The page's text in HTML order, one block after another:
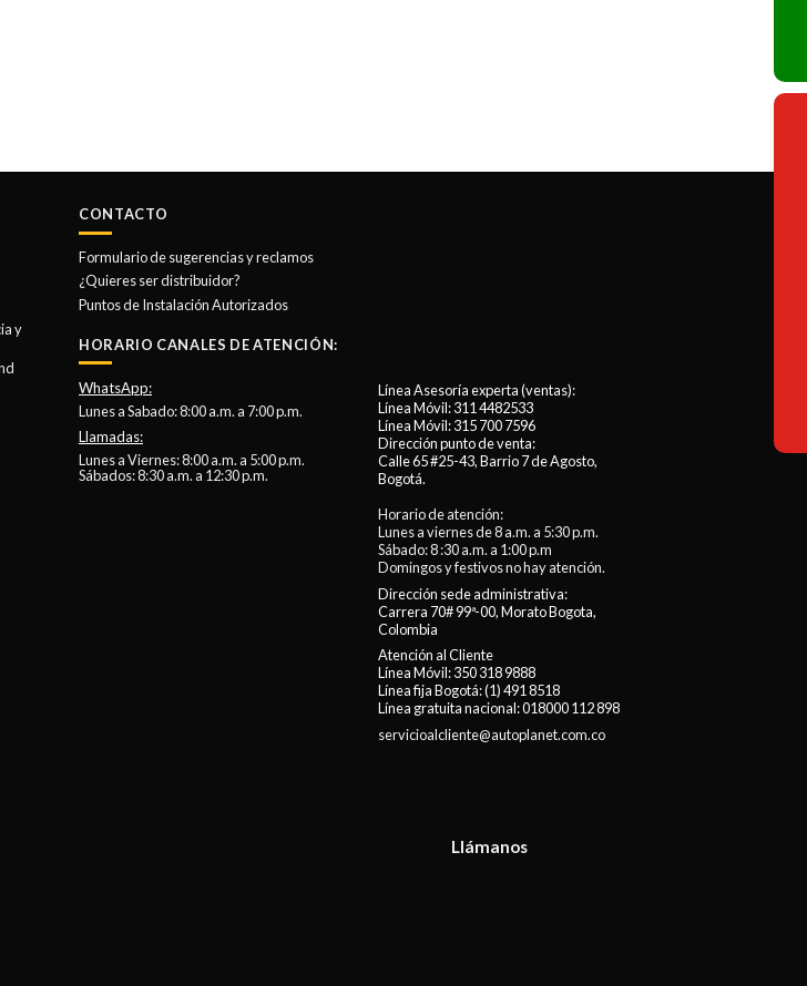
y
CONTACTO
Formulario de sugerencias y reclamos
¿Quieres ser distribuidor?
Puntos de Instalación Autorizados
HORARIO CANALES DE ATENCIÓN:
WhatsApp:
Lunes a Sabado: 8:00 a.m. a 7:00 p.m.
Llamadas:
Lunes a Viernes: 8:00 a.m. a 5:00 p.m.
Sábados: 8:30 a.m. a 12:30 p.m.
Línea Asesoría experta (ventas):
Línea Móvil:311 4482533
Línea Móvil:315 700 7596
Dirección punto de venta:
Calle 65 #25-43, Barrio 7 de Agosto,
Bogotá.
Horario de atención:
Lunes a viernes de 8 a.m. a 5:30 p.m.
Sábado: 8 :30 a.m. a 1:00 p.m
Domingos y festivos no hay atención.
Dirección sede administrativa:
Carrera 70# 99ª-00, Morato Bogota,
Colombia
Atención al Cliente
Línea Móvil:350 318 9888
Línea fija Bogotá:(1) 491 8518
Línea gratuita nacional:018000 112 898
servicioalcliente@autoplanet.com.co
Llámanos